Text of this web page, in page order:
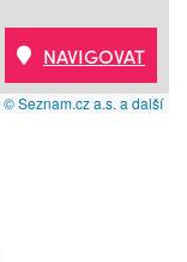
© Seznam.cz a.s. a další
NAVIGOVAT